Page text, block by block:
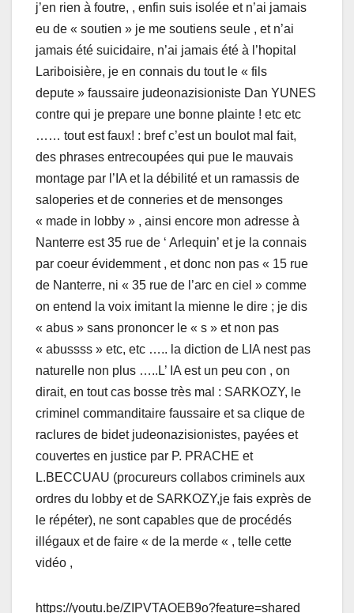
j’en rien à foutre, , enfin suis isolée et n’ai jamais
eu de « soutien » je me soutiens seule , et n’ai
jamais été suicidaire, n’ai jamais été à l’hopital
Lariboisière, je en connais du tout le « fils
depute » faussaire judeonazisioniste Dan YUNES
contre qui je prepare une bonne plainte ! etc etc
…… tout est faux! : bref c’est un boulot mal fait,
des phrases entrecoupées qui pue le mauvais
montage par l’IA et la débilité et un ramassis de
saloperies et de conneries et de mensonges
« made in lobby » , ainsi encore mon adresse à
Nanterre est 35 rue de ‘ Arlequin’ et je la connais
par coeur évidemment , et donc non pas « 15 rue
de Nanterre, ni « 35 rue de l’arc en ciel » comme
on entend la voix imitant la mienne le dire ; je dis
« abus » sans prononcer le « s » et non pas
« abussss » etc, etc ….. la diction de LIA nest pas
naturelle non plus …..L’ IA est un peu con , on
dirait, en tout cas bosse très mal : SARKOZY, le
criminel commanditaire faussaire et sa clique de
raclures de bidet judeonazisionistes, payées et
couvertes en justice par P. PRACHE et
L.BECCUAU (procureurs collabos criminels aux
ordres du lobby et de SARKOZY,je fais exprès de
le répéter), ne sont capables que de procédés
illégaux et de faire « de la merde « , telle cette
vidéo ,
https://youtu.be/ZIPVTAOEB9o?feature=shared